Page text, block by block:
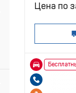
Цена по